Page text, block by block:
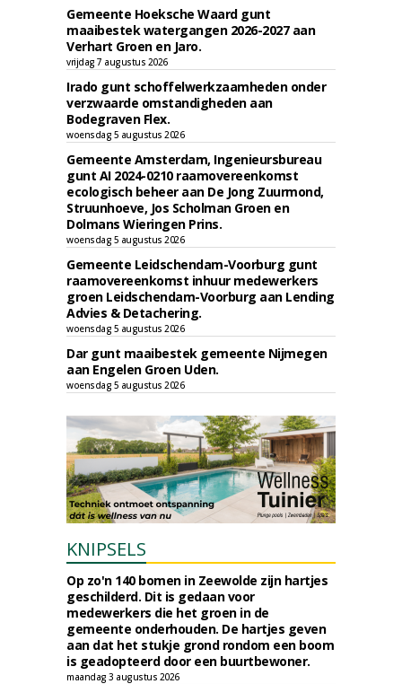
Gemeente Hoeksche Waard gunt
maaibestek watergangen 2026-2027 aan
Verhart Groen en Jaro.
vrijdag 7 augustus 2026
Irado gunt schoffelwerkzaamheden onder
verzwaarde omstandigheden aan
Bodegraven Flex.
woensdag 5 augustus 2026
Gemeente Amsterdam, Ingenieursbureau
gunt AI 2024-0210 raamovereenkomst
ecologisch beheer aan De Jong Zuurmond,
Struunhoeve, Jos Scholman Groen en
Dolmans Wieringen Prins.
woensdag 5 augustus 2026
Gemeente Leidschendam-Voorburg gunt
raamovereenkomst inhuur medewerkers
groen Leidschendam-Voorburg aan Lending
Advies & Detachering.
woensdag 5 augustus 2026
Dar gunt maaibestek gemeente Nijmegen
aan Engelen Groen Uden.
woensdag 5 augustus 2026
KNIPSELS
Op zo'n 140 bomen in Zeewolde zijn hartjes
geschilderd. Dit is gedaan voor
medewerkers die het groen in de
gemeente onderhouden. De hartjes geven
aan dat het stukje grond rondom een boom
is geadopteerd door een buurtbewoner.
maandag 3 augustus 2026